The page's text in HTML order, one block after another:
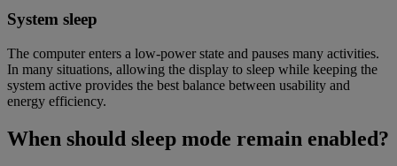
System sleep
The computer enters a low-power state and pauses many activities.
In many situations, allowing the display to sleep while keeping the
system active provides the best balance between usability and
energy efficiency.
When should sleep mode remain enabled?